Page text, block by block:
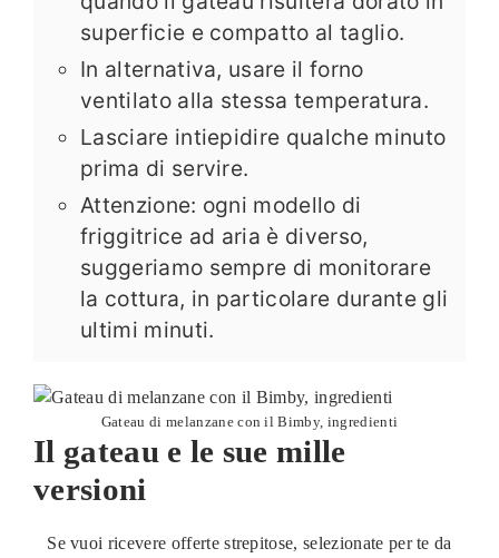
superficie e compatto al taglio.
In alternativa, usare il forno
ventilato alla stessa temperatura.
Lasciare intiepidire qualche minuto
prima di servire.
Attenzione: ogni modello di
friggitrice ad aria è diverso,
suggeriamo sempre di monitorare
la cottura, in particolare durante gli
ultimi minuti.
Gateau di melanzane con il Bimby, ingredienti
Il gateau e le sue mille
versioni
Se vuoi ricevere offerte strepitose, selezionate per te da